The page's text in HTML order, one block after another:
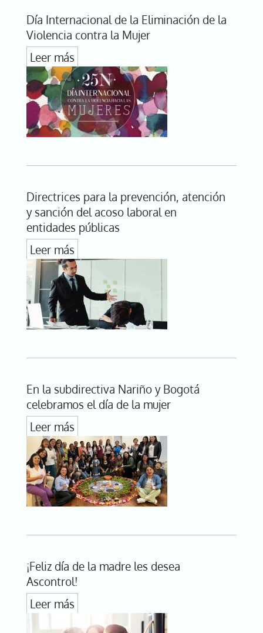
Día Internacional de la Eliminación de la
Violencia contra la Mujer
Leer más
Directrices para la prevención, atención
y sanción del acoso laboral en
entidades públicas
Leer más
En la subdirectiva Nariño y Bogotá
celebramos el día de la mujer
Leer más
¡Feliz día de la madre les desea
Ascontrol!
Leer más